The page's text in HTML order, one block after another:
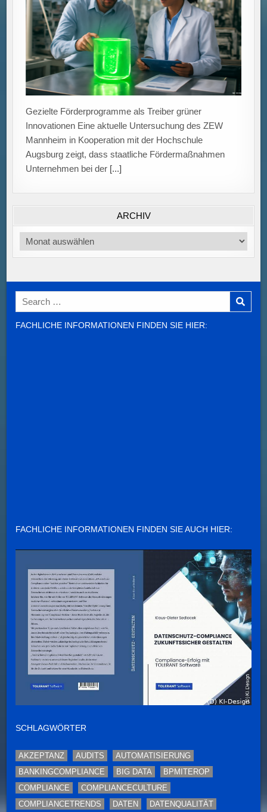
Gezielte Förderprogramme als Treiber grüner
Innovationen Eine aktuelle Untersuchung des ZEW
Mannheim in Kooperation mit der Hochschule
Augsburg zeigt, dass staatliche Fördermaßnahmen
Unternehmen bei der [...]
ARCHIV
Archiv
Search
for:
FACHLICHE INFORMATIONEN FINDEN SIE HIER:
FACHLICHE INFORMATIONEN FINDEN SIE AUCH HIER:
SCHLAGWÖRTER
AKZEPTANZ AUDITS
AUTOMATISIERUNG
BANKINGCOMPLIANCE
BIG DATA
BPMITEROP
COMPLIANCE
COMPLIANCECULTURE
COMPLIANCETRENDS
DATEN
DATENQUALITÄT